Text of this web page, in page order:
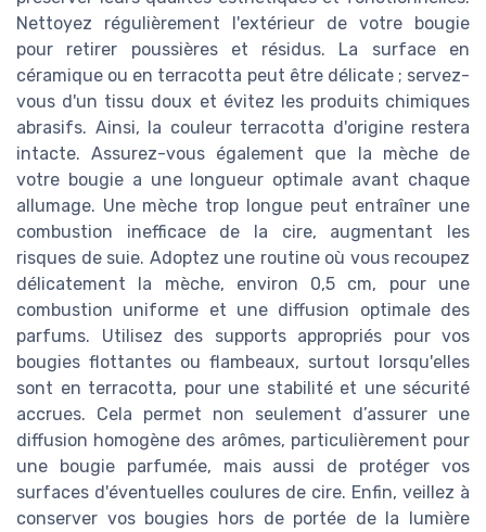
Nettoyez régulièrement l'extérieur de votre bougie
pour retirer poussières et résidus. La surface en
céramique ou en terracotta peut être délicate ; servez-
vous d'un tissu doux et évitez les produits chimiques
abrasifs. Ainsi, la couleur terracotta d'origine restera
intacte. Assurez-vous également que la mèche de
votre bougie a une longueur optimale avant chaque
allumage. Une mèche trop longue peut entraîner une
combustion inefficace de la cire, augmentant les
risques de suie. Adoptez une routine où vous recoupez
délicatement la mèche, environ 0,5 cm, pour une
combustion uniforme et une diffusion optimale des
parfums. Utilisez des supports appropriés pour vos
bougies flottantes ou flambeaux, surtout lorsqu'elles
sont en terracotta, pour une stabilité et une sécurité
accrues. Cela permet non seulement d’assurer une
diffusion homogène des arômes, particulièrement pour
une bougie parfumée, mais aussi de protéger vos
surfaces d'éventuelles coulures de cire. Enfin, veillez à
conserver vos bougies hors de portée de la lumière